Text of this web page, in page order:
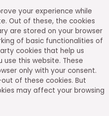
your experience while
Out of these, the cookies
are stored on your browser
of basic functionalities of
cookies that help us
use this website. These
only with your consent.
of these cookies. But
may affect your browsing